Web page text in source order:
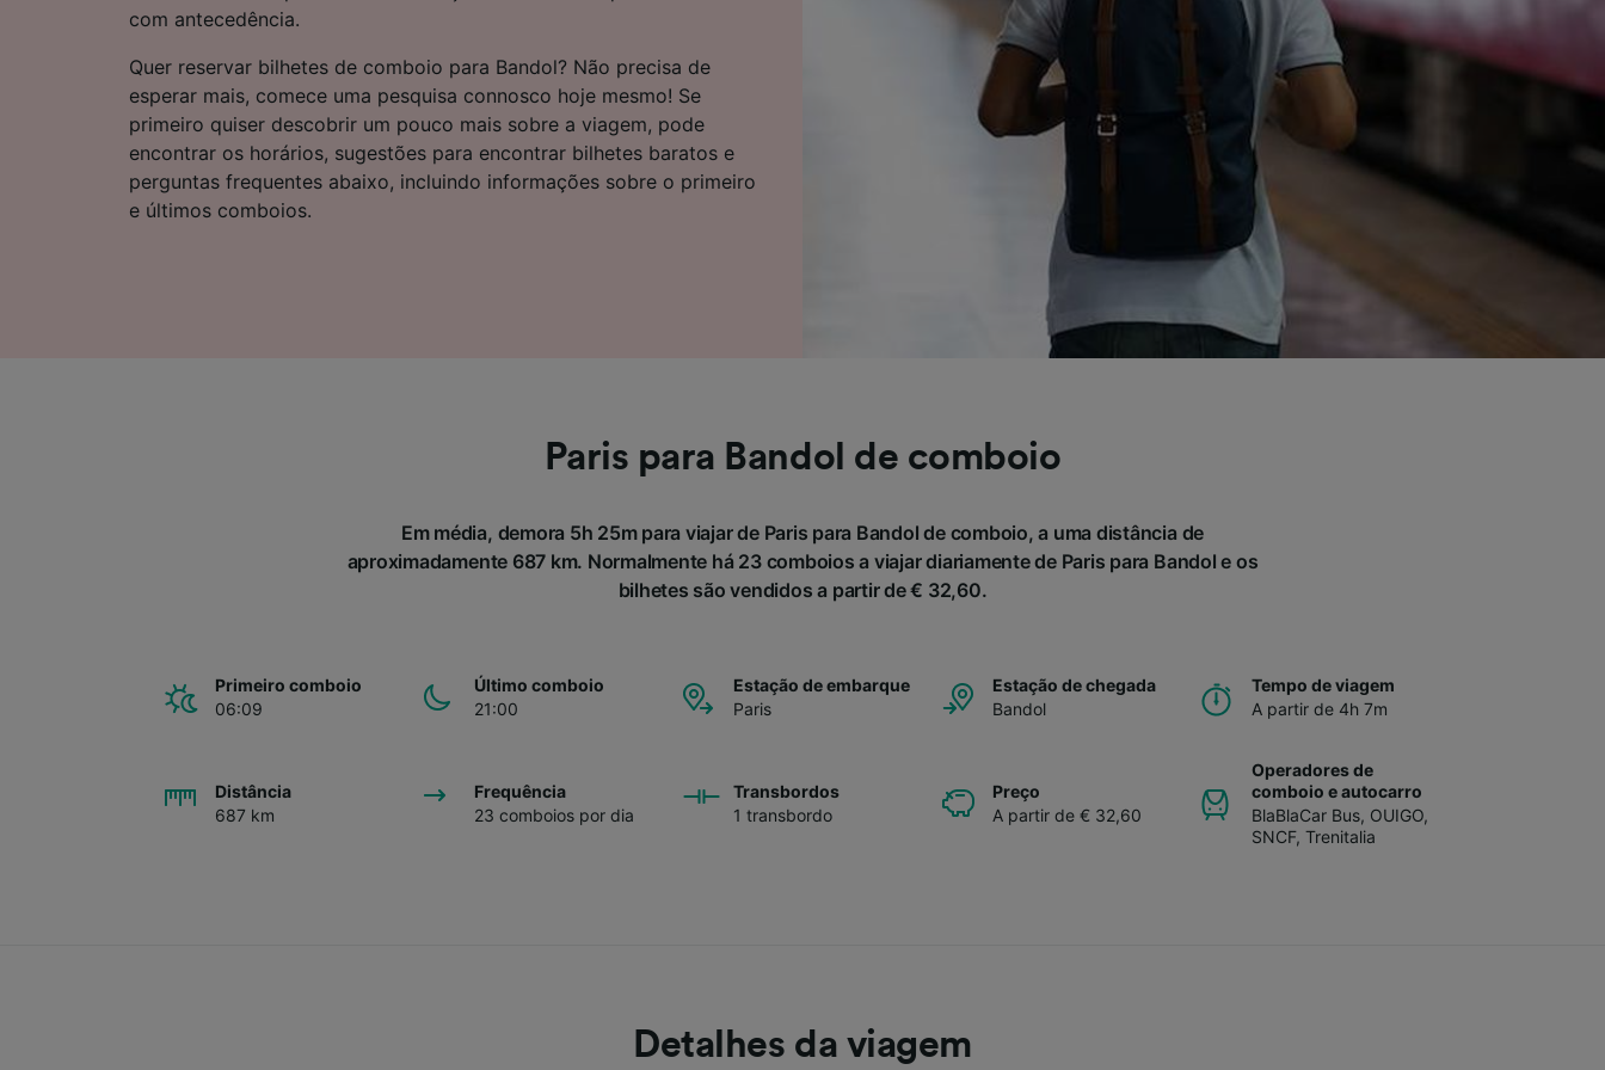
com antecedência.
Quer reservar bilhetes de comboio para Bandol? Não precisa de
esperar mais, comece uma pesquisa connosco hoje mesmo! Se
primeiro quiser descobrir um pouco mais sobre a viagem, pode
encontrar os horários, sugestões para encontrar bilhetes baratos e
perguntas frequentes abaixo, incluindo informações sobre o primeiro
e últimos comboios.
Paris para Bandol de comboio
Em média, demora 5h 25m para viajar de Paris para Bandol de comboio, a uma distância de
aproximadamente 687 km. Normalmente há 23 comboios a viajar diariamente de Paris para Bandol e os
bilhetes são vendidos a partir de € 32,60.
Primeiro comboio
06:09
Último comboio
21:00
Estação de embarque
Paris
Estação de chegada
Bandol
Tempo de viagem
A partir de 4h 7m
Distância
687 km
Frequência
23 comboios por dia
Transbordos
1 transbordo
Preço
A partir de € 32,60
Operadores de
comboio e autocarro
BlaBlaCar Bus, OUIGO,
SNCF, Trenitalia
Detalhes da viagem